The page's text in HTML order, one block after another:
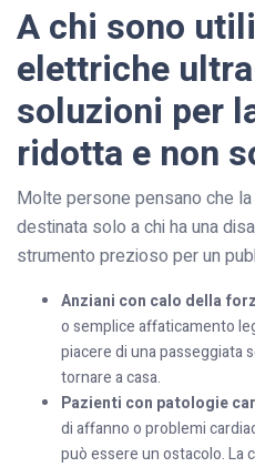
A chi sono
elettriche
soluzioni per
ridotta e non
Molte persone pensano che
destinata solo a chi ha una
strumento prezioso per un
Anziani con calo della
o semplice affaticamento
piacere di una passeggiata
tornare a casa.
Pazienti con patologie
di affanno o problemi
può essere un ostacolo. La